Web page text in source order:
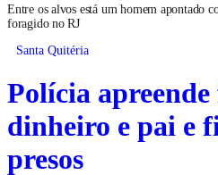
Entre os alvos está um homem apontado
foragido no RJ
Santa Quitéria
Polícia
dinheiro e pai e
presos